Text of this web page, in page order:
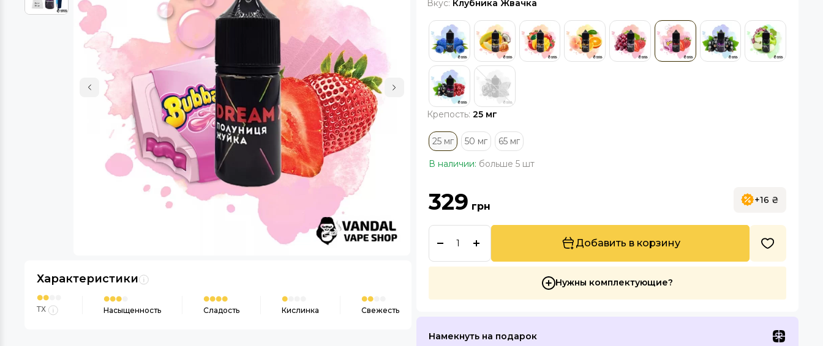
Характеристики
ТХ Насыщенность Сладость Кислинка Свежесть
Вкус: Клубника Жвачка
Крепость: 25 мг
25 мг 50 мг 65 мг
В наличии: больше 5 шт
329 грн
+16 ₴
Добавить в корзину
Нужны комплектующие?
Намекнуть на подарок